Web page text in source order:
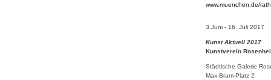
www.muenchen.de/
3.Juni - 16. Juli 2017
Kunst Aktuell 2017
Kunstverein
Städtische Galerie
Max-Bram-Platz 2